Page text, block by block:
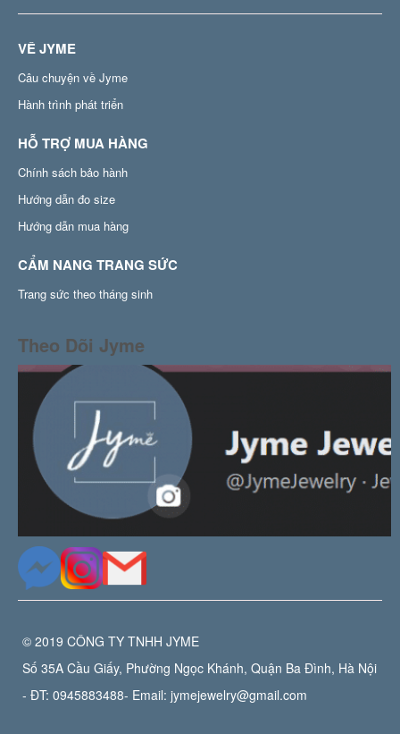
VỀ JYME
Câu chuyện về Jyme
Hành trình phát triển
HỖ TRỢ MUA HÀNG
Chính sách bảo hành
Hướng dẫn đo size
Hướng dẫn mua hàng
CẨM NANG TRANG SỨC
Trang sức theo tháng sinh
Theo Dõi Jyme
© 2019 CÔNG TY TNHH JYME
Số 35A Cầu Giấy, Phường Ngọc Khánh, Quận Ba Đình, Hà Nội
- ĐT: 0945883488- Email: jymejewelry@gmail.com